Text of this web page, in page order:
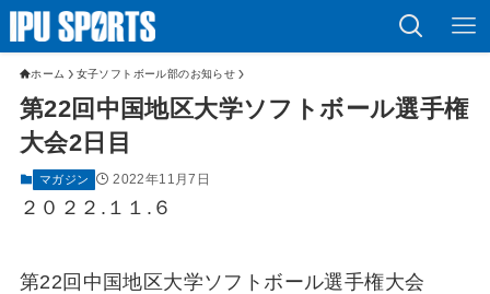
ホーム 女子ソフトボール部のお知らせ
第22回中国地区大学ソフトボール選手権
大会2日目
マガジン 2022年11月7日
２０２２.１１.６
第22回中国地区大学ソフトボール選手権大会